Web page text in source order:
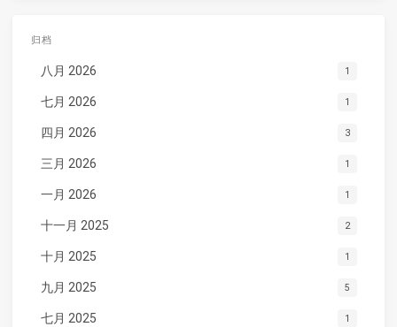
归档
八月 2026 1
七月 2026 1
四月 2026 3
三月 2026 1
一月 2026 1
十一月 2025 2
十月 2025 1
九月 2025 5
七月 2025 1